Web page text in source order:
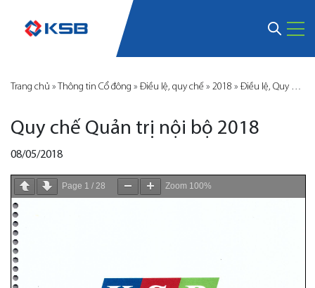
Trang chủ » Thông tin Cổ đông » Điều lệ, quy chế » 2018 » Điều lệ, Quy chế
Quy chế Quản trị nội bộ 2018
08/05/2018
Page 1 / 28 Zoom 100%